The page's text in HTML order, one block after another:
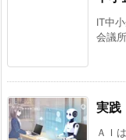
IT中
会議
実践
ＡＩ